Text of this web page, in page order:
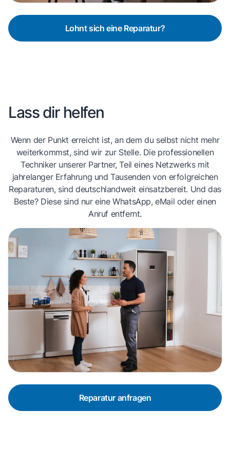
Lohnt sich eine Reparatur?
Lass dir helfen
Wenn der Punkt erreicht ist, an dem du selbst nicht mehr
weiterkommst, sind wir zur Stelle. Die professionellen
Techniker unserer Partner, Teil eines Netzwerks mit
jahrelanger Erfahrung und Tausenden von erfolgreichen
Reparaturen, sind deutschlandweit einsatzbereit. Und das
Beste? Diese sind nur eine WhatsApp, eMail oder einen
Anruf entfernt.
Reparatur anfragen